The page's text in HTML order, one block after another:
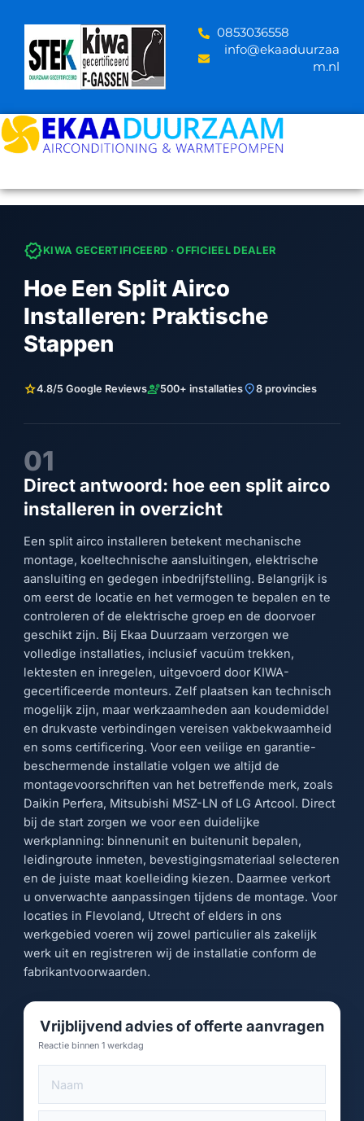
content
‪0853036558
info@ekaaduurzaa
m.nl
verifiedKIWA GECERTIFICEERD · OFFICIEEL DEALER
Hoe Een Split Airco
Installeren: Praktische
Stappen
star4.8/5 Google Reviewsengineering500+ installatieslocation_on8 provincies
01
Direct antwoord: hoe een split airco
installeren in overzicht
Een split airco installeren betekent mechanische
montage, koeltechnische aansluitingen, elektrische
aansluiting en gedegen inbedrijfstelling. Belangrijk is
om eerst de locatie en het vermogen te bepalen en te
controleren of de elektrische groep en de doorvoer
geschikt zijn. Bij Ekaa Duurzaam verzorgen we
volledige installaties, inclusief vacuüm trekken,
lektesten en inregelen, uitgevoerd door KIWA-
gecertificeerde monteurs. Zelf plaatsen kan technisch
mogelijk zijn, maar werkzaamheden aan koudemiddel
en drukvaste verbindingen vereisen vakbekwaamheid
en soms certificering. Voor een veilige en garantie-
beschermende installatie volgen we altijd de
montagevoorschriften van het betreffende merk, zoals
Daikin Perfera, Mitsubishi MSZ-LN of LG Artcool. Direct
bij de start zorgen we voor een duidelijke
werkplanning: binnenunit en buitenunit bepalen,
leidingroute inmeten, bevestigingsmateriaal selecteren
en de juiste maat koelleiding kiezen. Daarmee verkort
u onverwachte aanpassingen tijdens de montage. Voor
locaties in Flevoland, Utrecht of elders in ons
werkgebied voeren wij zowel particulier als zakelijk
werk uit en registreren wij de installatie conform de
fabrikantvoorwaarden.
Vrijblijvend advies of offerte aanvragen
Reactie binnen 1 werkdag